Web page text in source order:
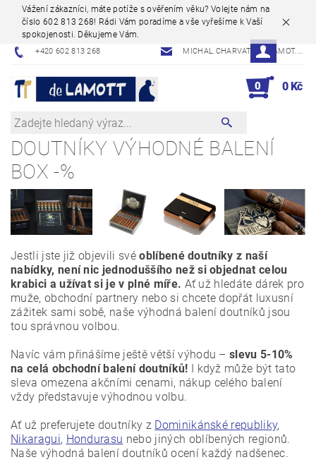
Vážení zákazníci, máte potíže s ověřením věku? Volejte nám na
číslo 602 813 268! Rádi Vám poradíme a vše vyřešíme k Vaší
spokojenosti. Děkujeme Vám.
+420 602 813 268 MICHAL.CHARVAT@DELAMOT.CZ
0 0 Kč
DOUTNÍKY VÝHODNÉ BALENÍ
BOX -%
Jestli jste již objevili svéoblíbené doutníky z naší
nabídky, není nic jednoduššího než si objednat celou
krabici a užívat si je v plné míře. Ať už hledáte dárek pro
muže, obchodní partnery nebo si chcete dopřát luxusní
zážitek sami sobě, naše výhodná balení doutníků jsou
tou správnou volbou.
Navíc vám přinášíme ještě větší výhodu –slevu 5-10%
na celá obchodní balení doutníků! I když může být tato
sleva omezena akčními cenami, nákup celého balení
vždy představuje výhodnou volbu.
Ať už preferujete doutníky z Dominikánské republiky,
Nikaragui, Hondurasu nebo jiných oblíbených regionů.
Naše výhodná balení doutníků ocení každý nadšenec.